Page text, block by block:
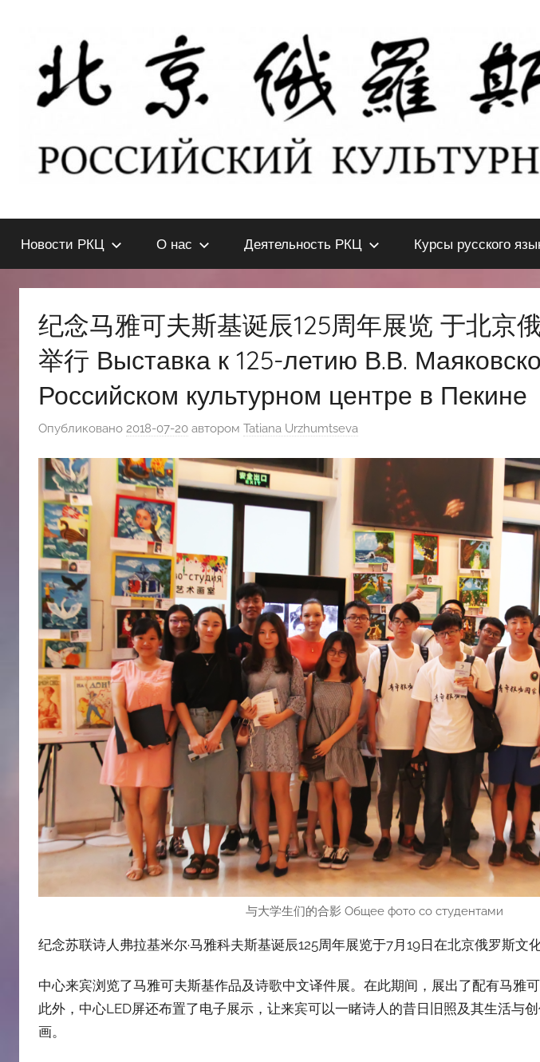
содержимому
北
京
俄
罗
斯
文
化
中
心
КУЛЬТУРНЫЙ
ЦЕНТР
ПЕКИНЕ
Новости РКЦ О нас Деятельность РКЦ Курсы русского
纪念马雅可夫斯基诞辰125周年展览 于北京
举行 Выставка к 125-летию В.В.
Российском культурном центре в Пекине
Опубликовано 2018-07-20 автором Tatiana Urzhumtseva
与大学生们的合影 Общее фото со студентами
纪念苏联诗人弗拉基米尔·马雅科夫斯基诞辰125周年展览于7月19日在北京俄罗斯文
中心来宾浏览了马雅可夫斯基作品及诗歌中文译件展。在此期间，展出了配有马雅
此外，中心LED屏还布置了电子展示，让来宾可以一睹诗人的昔日旧照及其生活与
画。